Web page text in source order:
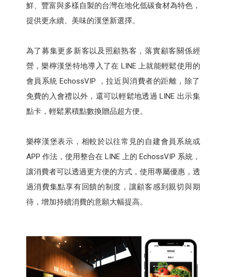
鮮、豐富與多樣自製的台灣在地化低碳食材為特色，
提供更永續、美味的漢堡新選擇。
為了募集更多新客以及照顧熟客，落實顧客關係經
營，樂檸漢堡特地導入了在 LINE 上就能輕鬆使用的
會員系統 EchossVIP ，拉近與消費者的距離，除了
免費的入會禮以外，還可以輕鬆地透過 LINE 出示集
點卡，輕鬆累積點數換贈品超方便。
樂檸漢堡表示，相較於以往常見的自建會員系統或
APP 作法，使用整合在 LINE 上的 EchossVIP 系統，
讓消費者可以透過更方便的方式，使用專屬優惠，透
過消費集點享有回饋的制度，讓顧客感到親切與期
待，增加持續消費的意願大幅提高。